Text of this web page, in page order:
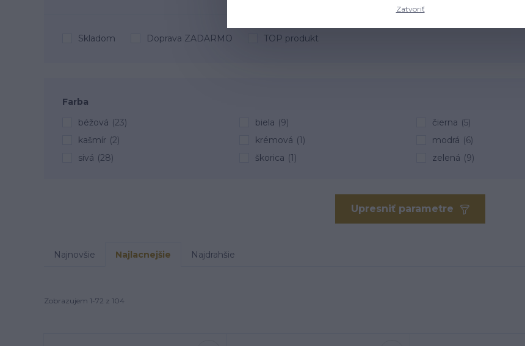
Upresniť parametre
Skladom Doprava ZADARMO TOP produkt
Farba
béžová (23) biela (9) čierna (5)
kašmír (2) krémová (1) modrá (6)
sivá (28) škorica (1) zelená (9)
Najnovšie Najlacnejšie Najdrahšie
Zobrazujem 1-72 z 104
Zatvoriť